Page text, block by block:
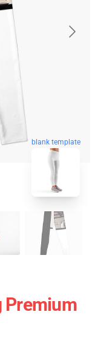
blank template
Premium